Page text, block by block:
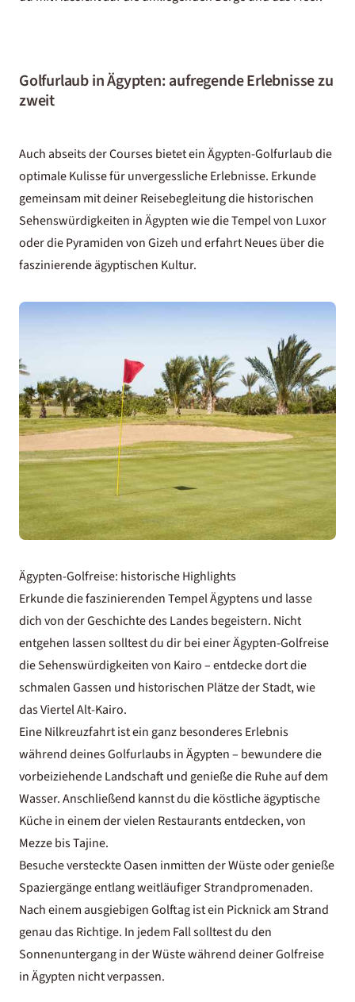
Golfurlaub in Ägypten: aufregende Erlebnisse zu
zweit
Auch abseits der Courses bietet ein Ägypten-Golfurlaub die
optimale Kulisse für unvergessliche Erlebnisse. Erkunde
gemeinsam mit deiner Reisebegleitung die historischen
Sehenswürdigkeiten in Ägyptenwie dieTempel von Luxor
oder diePyramiden von Gizeh und erfahrt Neues über die
faszinierende ägyptischen Kultur.
Ägypten-Golfreise: historische Highlights
Erkunde die faszinierenden Tempel Ägyptens und lasse
dich von der Geschichte des Landes begeistern. Nicht
entgehen lassen solltest du dir bei einer Ägypten-Golfreise
dieSehenswürdigkeiten von Kairo– entdecke dort die
schmalen Gassen und historischen Plätze der Stadt, wie
das Viertel Alt-Kairo.
EineNilkreuzfahrtist ein ganz besonderes Erlebnis
während deines Golfurlaubs in Ägypten – bewundere die
vorbeiziehende Landschaft und genieße die Ruhe auf dem
Wasser. Anschließend kannst du die köstliche ägyptische
Küche in einem der vielen Restaurants entdecken, von
Mezze bis Tajine.
Besuche versteckte Oasen inmitten der Wüste oder genieße
Spaziergänge entlang weitläufiger Strandpromenaden.
Nach einem ausgiebigen Golftag ist ein Picknick am Strand
genau das Richtige. In jedem Fall solltest du den
Sonnenuntergang in der Wüste während deiner Golfreise
in Ägypten nicht verpassen.